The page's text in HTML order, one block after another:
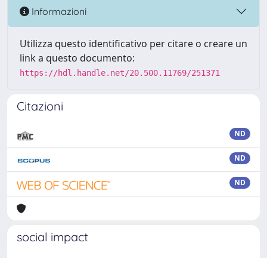
Informazioni
Utilizza questo identificativo per citare o creare un
link a questo documento:
https://hdl.handle.net/20.500.11769/251371
Citazioni
ND
ND
ND
social impact